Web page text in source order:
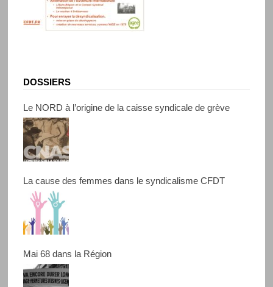
DOSSIERS
Le NORD à l’origine de la caisse syndicale de grève
La cause des femmes dans le syndicalisme CFDT
Mai 68 dans la Région